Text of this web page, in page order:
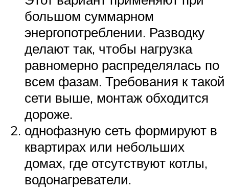
большом суммарном
энергопотреблении. Разводку
делают так, чтобы нагрузка
равномерно распределялась по
всем фазам. Требования к такой
сети выше, монтаж обходится
дороже.
однофазную сеть формируют в
квартирах или небольших
домах, где отсутствуют котлы,
водонагреватели.